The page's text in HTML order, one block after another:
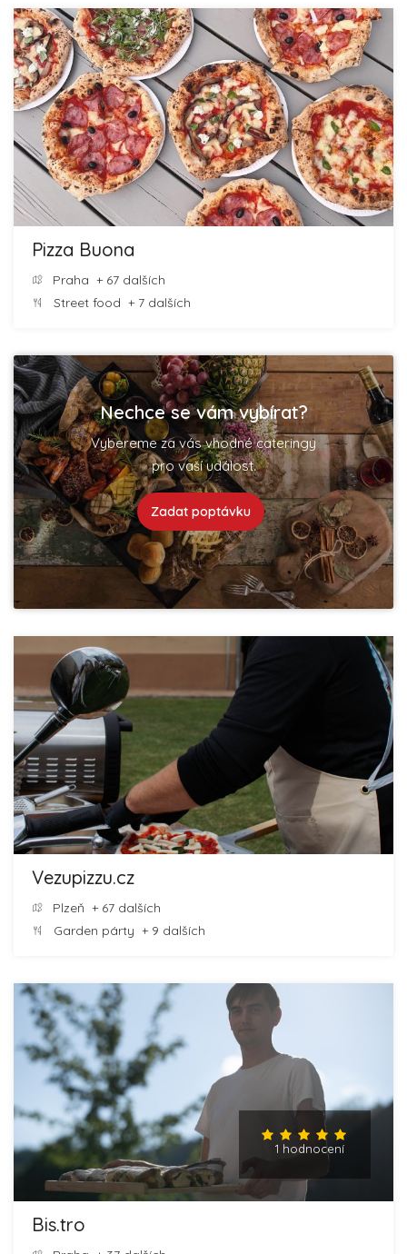
Pizza Buona
Praha + 67 dalších
Street food + 7 dalších
Nechce se vám vybírat?
Vybereme za vás vhodné cateringy
pro vaší událost.
Zadat poptávku
Vezupizzu.cz
Plzeň + 67 dalších
Garden párty + 9 dalších
1 hodnocení
Bis.tro